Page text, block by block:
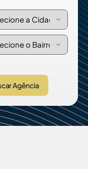
Agência